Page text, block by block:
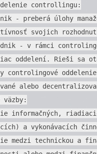
controllingu:
- preberá úlohy
svojich
- v rámci
oddelení. Rieši sa
controlingové
alebo
väzby:
informačných,
a vykonávacích
medzi technickou a